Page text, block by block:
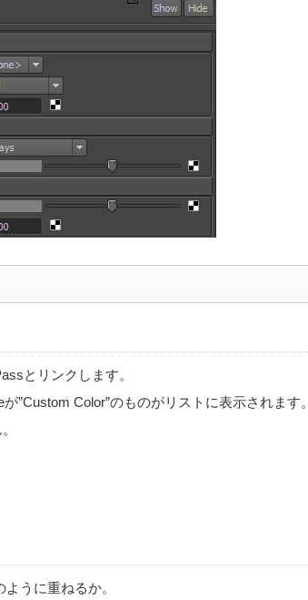
とリンクします。
”Custom Color”のものがリストに表示されます。
うに重ねるか。